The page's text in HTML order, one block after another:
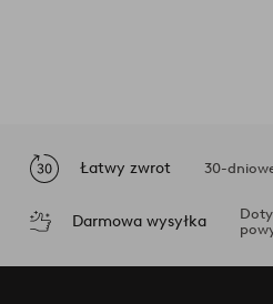
Łatwy zwrot 30-
Darmowa wysyłka